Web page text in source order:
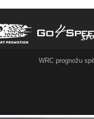
WRC prognožu